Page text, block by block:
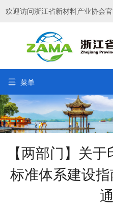
欢迎访问浙江省新材料产业协会
 菜单
【两部门】关
标准体系建设